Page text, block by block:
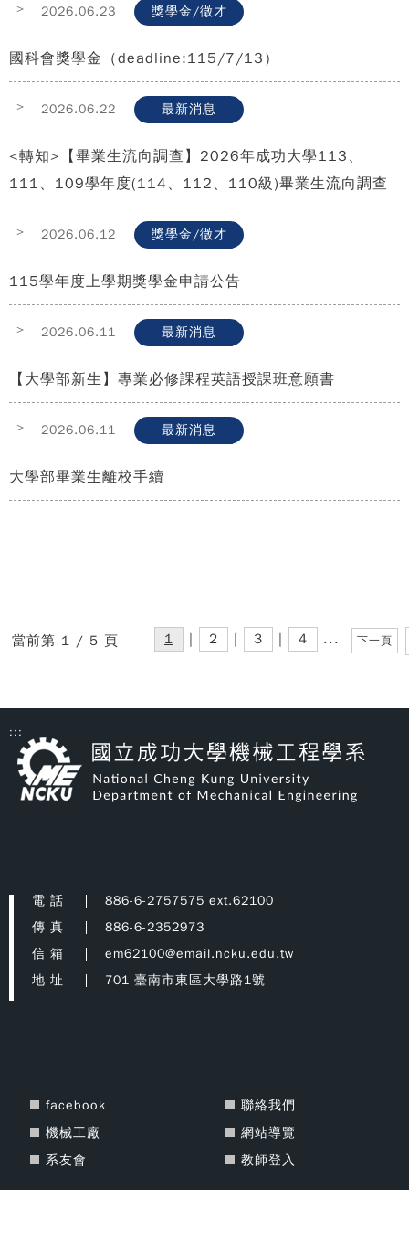
> 2026.06.23 獎學金/徵才
國科會獎學金（deadline:115/7/13）
> 2026.06.22 最新消息
<轉知>【畢業生流向調查】2026年成功大學113、
111、109學年度(114、112、110級)畢業生流向調查
> 2026.06.12 獎學金/徵才
115學年度上學期獎學金申請公告
> 2026.06.11 最新消息
【大學部新生】專業必修課程英語授課班意願書
> 2026.06.11 最新消息
大學部畢業生離校手續
當前第 1 / 5 頁 1 | 2 | 3 | 4 ... 下一頁
:::
電 話
886-6-2757575 ext.62100
傳 真
886-6-2352973
信 箱
em62100@email.ncku.edu.tw
地 址
701 臺南市東區大學路1號
facebook
機械工廠
系友會
聯絡我們
網站導覽
教師登入